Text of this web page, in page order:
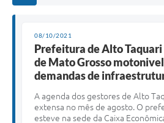
08/10/2021
Prefeitura de Alto Taquari
de Mato Grosso
demandas de
A agenda dos gestores de Alto
extensa no mês de agosto. O
esteve na sede da Caixa